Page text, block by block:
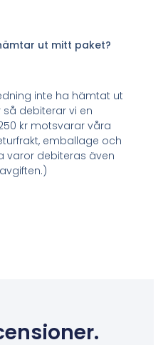
ut mitt paket?
inte ha hämtat ut
debiterar vi en
kr motsvarar våra
emballage och
varor debiteras även